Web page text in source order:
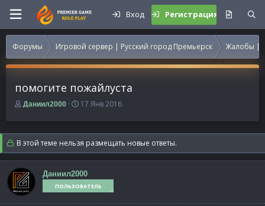
Вход Регистрация
Форумы Игровой сервер | Русский город Премьерск Жалобы |
помогите пожайлуста
А
т
о
р
т
е
м
ы
Даниил2000
Д
т
а
н
а
а
л
17 Янв 2016
В этой теме нельзя размещать новые ответы.
Даниил2000
ПОЛЬЗОВАТЕЛЬ